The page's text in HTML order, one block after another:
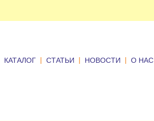
КАТАЛОГ | СТАТЬИ | НОВОСТИ | О НАС